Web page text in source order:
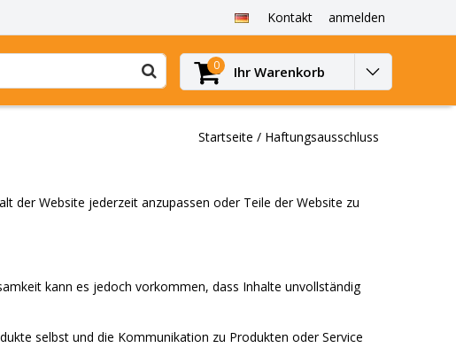
Kontakt anmelden
0 Ihr Warenkorb
Startseite / Haftungsausschluss
der Website jederzeit anzupassen oder Teile der Website zu
kann es jedoch vorkommen, dass Inhalte unvollständig
selbst und die Kommunikation zu Produkten oder Service